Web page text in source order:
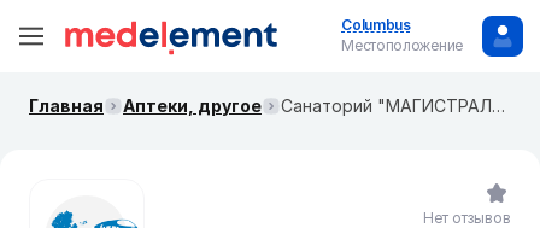
Columbus
Местоположение
Главная Аптеки, другое Санаторий "МАГИСТРАЛЬНЫЙ"
Нет отзывов